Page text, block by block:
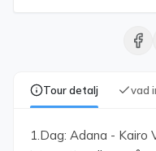
Tour detalj vad
1.Dag: Adana - Kairo